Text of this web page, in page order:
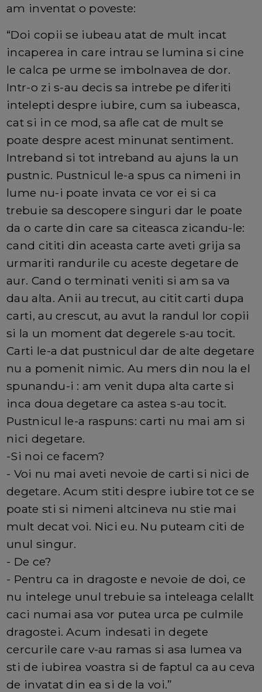
am inventat o poveste:
“Doi copii se iubeau atat de mult incat
incaperea in care intrau se lumina si cine
le calca pe urme se imbolnavea de dor.
Intr-o zi s-au decis sa intrebe pe diferiti
intelepti despre iubire, cum sa iubeasca,
cat si in ce mod, sa afle cat de mult se
poate despre acest minunat sentiment.
Intreband si tot intreband au ajuns la un
pustnic. Pustnicul le-a spus ca nimeni in
lume nu-i poate invata ce vor ei si ca
trebuie sa descopere singuri dar le poate
da o carte din care sa citeasca zicandu-le:
cand cititi din aceasta carte aveti grija sa
urmariti randurile cu aceste degetare de
aur. Cand o terminati veniti si am sa va
dau alta. Anii au trecut, au citit carti dupa
carti, au crescut, au avut la randul lor copii
si la un moment dat degerele s-au tocit.
Carti le-a dat pustnicul dar de alte degetare
nu a pomenit nimic. Au mers din nou la el
spunandu-i : am venit dupa alta carte si
inca doua degetare ca astea s-au tocit.
Pustnicul le-a raspuns: carti nu mai am si
nici degetare.
-Si noi ce facem?
- Voi nu mai aveti nevoie de carti si nici de
degetare. Acum stiti despre iubire tot ce se
poate sti si nimeni altcineva nu stie mai
mult decat voi. Nici eu. Nu puteam citi de
unul singur.
- De ce?
- Pentru ca in dragoste e nevoie de doi, ce
nu intelege unul trebuie sa inteleaga celallt
caci numai asa vor putea urca pe culmile
dragostei. Acum indesati in degete
cercurile care v-au ramas si asa lumea va
sti de iubirea voastra si de faptul ca au ceva
de invatat din ea si de la voi.”